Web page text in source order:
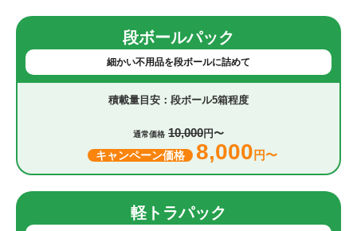
段ボールパック
細かい不用品を段ボールに詰めて
段ボール5箱程度
通常価格 10,000円〜
キャンペーン価格 8,000 円〜
軽トラパック